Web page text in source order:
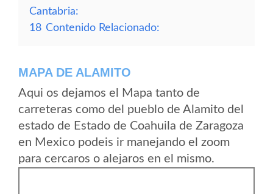
Cantabria:
18 Contenido Relacionado:
MAPA DE ALAMITO
Aqui os dejamos el Mapa tanto de
carreteras como del pueblo de Alamito del
estado de Estado de Coahuila de Zaragoza
en Mexico podeis ir manejando el zoom
para cercaros o alejaros en el mismo.